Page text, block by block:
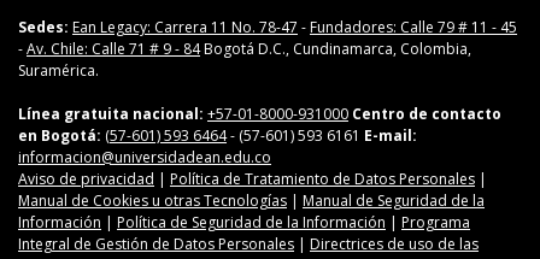
Sedes: Ean Legacy: Carrera 11 No. 78-47 -Fundadores: Calle 79 # 11 - 45
-Av. Chile: Calle 71 # 9 - 84Bogotá D.C., Cundinamarca, Colombia,
Suramérica.
Línea gratuita nacional: +57-01-8000-931000 Centro de contacto
en Bogotá: (57-601) 593 6464- (57-601) 593 6161 E-mail:
informacion@universidadean.edu.co
Aviso de privacidad | Política de Tratamiento de Datos Personales |
Manual de Cookies u otras Tecnologías | Manual de Seguridad de la
Información | Política de Seguridad de la Información | Programa
Integral de Gestión de Datos Personales | Directrices de uso de las